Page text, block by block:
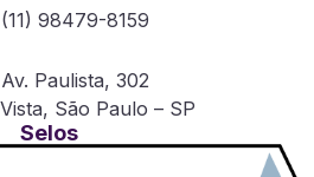
(11) 98479-8159
Av. Paulista, 302
São Paulo – SP
Selos